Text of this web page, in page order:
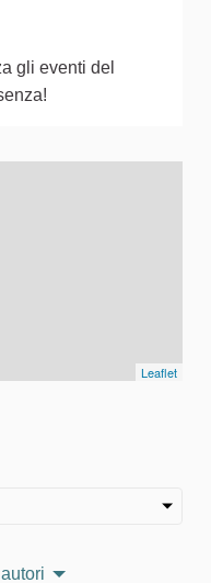
gli eventi del
che presenta gli
Leaflet